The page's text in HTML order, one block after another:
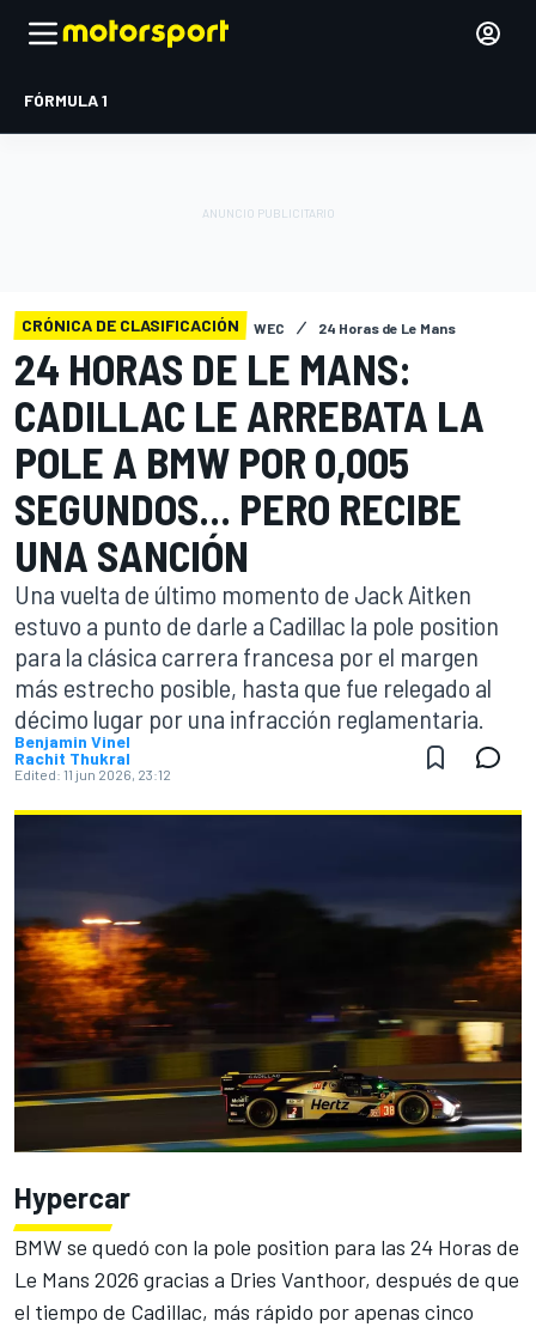
FÓRMULA 1
CRÓNICA DE CLASIFICACIÓN WEC 24 Horas de Le Mans
24 HORAS DE LE MANS:
CADILLAC LE ARREBATA LA
POLE A BMW POR 0,005
SEGUNDOS... PERO RECIBE
UNA SANCIÓN
Una vuelta de último momento de Jack Aitken
estuvo a punto de darle a Cadillac la pole position
para la clásica carrera francesa por el margen
más estrecho posible, hasta que fue relegado al
décimo lugar por una infracción reglamentaria.
Benjamin Vinel
Rachit Thukral
Edited: 11 jun 2026, 23:12
Hypercar
BMW se quedó con la pole position para las 24 Horas de
Le Mans 2026 gracias a Dries Vanthoor, después de que
el tiempo de Cadillac, más rápido por apenas cinco